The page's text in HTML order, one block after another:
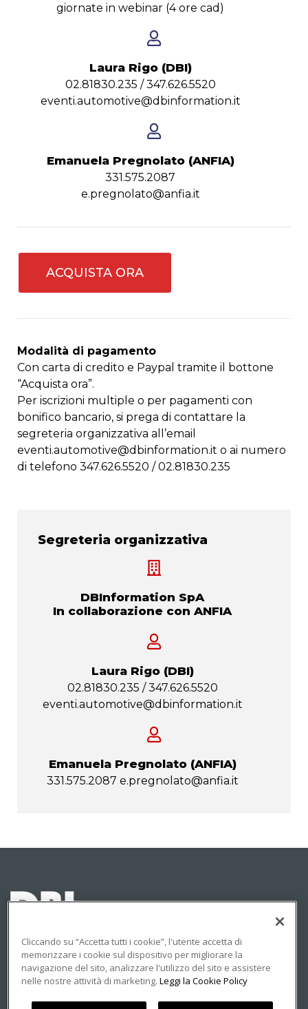
giornate in webinar (4 ore cad)
Laura Rigo (DBI)​
02.81830.235 / 347.626.5520
eventi.automotive@dbinformation.it
Emanuela Pregnolato (ANFIA)​
331.575.2087
e.pregnolato@anfia.it
ACQUISTA ORA
Modalità di pagamento
Con carta di credito e Paypal tramite il bottone
“Acquista ora”.
Per iscrizioni multiple o per pagamenti con
bonifico bancario, si prega di contattare la
segreteria organizzativa all’email
eventi.automotive@dbinformation.it o ai numero
di telefono 347.626.5520 / 02.81830.235
Segreteria organizzativa
DBInformation SpA
In collaborazione con ANFIA
Laura Rigo (DBI)
02.81830.235 / 347.626.5520
eventi.automotive@dbinformation.it
Emanuela Pregnolato (ANFIA)
331.575.2087 e.pregnolato@anfia.it
© 2023 DBInformation S.p.A - Partita IVA: 09293820156
Cliccando su “Accetta tutti i cookie”, l'utente accetta di
memorizzare i cookie sul dispositivo per migliorare la
navigazione del sito, analizzare l'utilizzo del sito e assistere
nelle nostre attività di marketing. Leggi la Cookie Policy